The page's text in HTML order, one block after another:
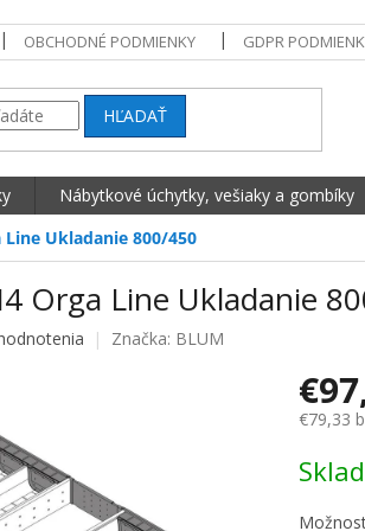
OBCHODNÉ PODMIENKY GDPR
HĽADAŤ
Nábytkové úchytky, vešiaky a gombíky
Line Ukladanie 800/450
Orga Line Ukladanie
je 0,0 z 5 hviezdičiek.
Značka: BLUM
€79,33